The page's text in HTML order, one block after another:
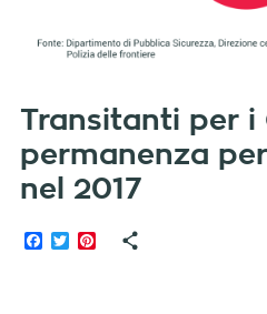
Transitanti per i
permanenza
nel 2017
Facebook
TwitterPinterest